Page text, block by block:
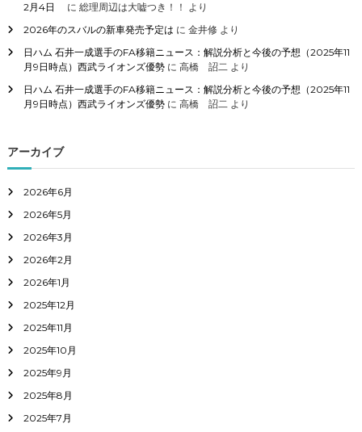
2月4日
に 総理周辺は大嘘つき！！ より
2026年のスバルの新車発売予定は に 金井修より
日ハム 石井一成選手のFA移籍ニュース：解説分析と今後の予想（2025年11
月9日時点）西武ライオンズ優勢に 高橋 詔二より
日ハム 石井一成選手のFA移籍ニュース：解説分析と今後の予想（2025年11
月9日時点）西武ライオンズ優勢に 高橋 詔二より
アーカイブ
2026年6月
2026年5月
2026年3月
2026年2月
2026年1月
2025年12月
2025年11月
2025年10月
2025年9月
2025年8月
2025年7月